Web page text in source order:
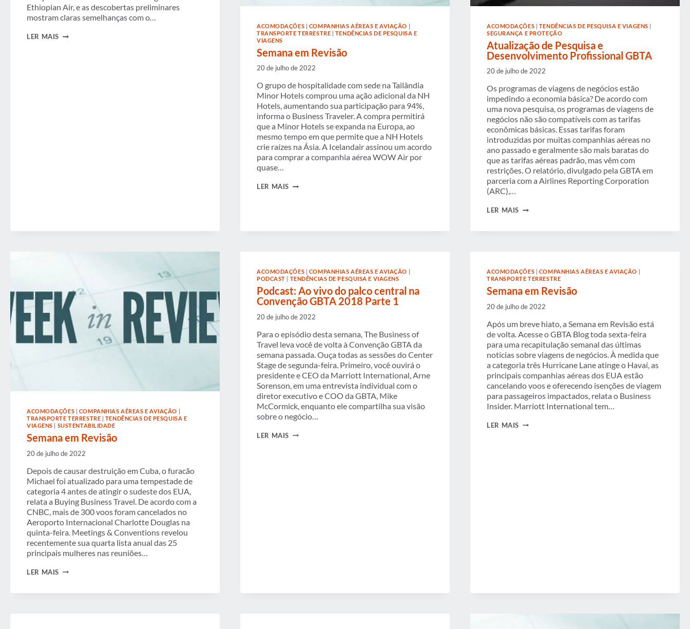
Ethiopian Air, e as descobertas preliminares
mostram claras semelhanças com o…
LER MAIS SEMANA
ACOMODAÇÕES | COMPANHIAS AÉREAS E AVIAÇÃO |
TRANSPORTE TERRESTRE | TENDÊNCIAS DE PESQUISA E
VIAGENS
Semana em Revisão
20 de julho de 2022
O grupo de hospitalidade com sede na Tailândia
Minor Hotels comprou uma ação adicional da NH
Hotels, aumentando sua participação para 94%,
informa o Business Traveler. A compra permitirá
que a Minor Hotels se expanda na Europa, ao
mesmo tempo em que permite que a NH Hotels
crie raízes na Ásia. A Icelandair assinou um acordo
para comprar a companhia aérea WOW Air por
quase…
LER MAIS SEMANA
ACOMODAÇÕES | TENDÊNCIAS DE PESQUISA E VIAGENS |
SEGURANÇA E PROTEÇÃO
Atualização de Pesquisa e
Desenvolvimento Profissional GBTA
20 de julho de 2022
Os programas de viagens de negócios estão
impedindo a economia básica? De acordo com
uma nova pesquisa, os programas de viagens de
negócios não são compatíveis com as tarifas
econômicas básicas. Essas tarifas foram
introduzidas por muitas companhias aéreas no
ano passado e geralmente são mais baratas do
que as tarifas aéreas padrão, mas vêm com
restrições. O relatório, divulgado pela GBTA em
parceria com a Airlines Reporting Corporation
(ARC),…
LER MAIS ATUALIZAÇÃO
E
ACOMODAÇÕES COMPANHIAS AÉREAS E AVIAÇÃO
TRANSPORTE TERRESTRE
TENDÊNCIAS DE PESQUISA E
VIAGENS
SUSTENTABILIDADE
Semana em Revisão
20 de julho de 2022
Depois de causar destruição em Cuba, o furacão
Michael foi atualizado para uma tempestade de
categoria 4 antes de atingir o sudeste dos EUA,
relata a Buying Business Travel. De acordo com a
CNBC, mais de 300 voos foram cancelados no
Aeroporto Internacional Charlotte Douglas na
quinta-feira. Meetings & Conventions revelou
recentemente sua quarta lista anual das 25
principais mulheres nas reuniões…
LER MAIS SEMANA
ACOMODAÇÕES COMPANHIAS AÉREAS E AVIAÇÃO
PODCAST
TENDÊNCIAS DE PESQUISA E VIAGENS
Podcast: Ao vivo do palco central na
Convenção GBTA 2018 Parte 1
20 de julho de 2022
Para o episódio desta semana, The Business of
Travel leva você de volta à Convenção GBTA da
semana passada. Ouça todas as sessões do Center
Stage de segunda-feira. Primeiro, você ouvirá o
presidente e CEO da Marriott International, Arne
Sorenson, em uma entrevista individual com o
diretor executivo e COO da GBTA, Mike
McCormick, enquanto ele compartilha sua visão
sobre o negócio…
LER MAIS PODCAST:
ACOMODAÇÕES COMPANHIAS AÉREAS E AVIAÇÃO
TRANSPORTE TERRESTRE
Semana em Revisão
20 de julho de 2022
Após um breve hiato, a Semana em Revisão está
de volta. Acesse o GBTA Blog toda sexta-feira
para uma recapitulação semanal das últimas
notícias sobre viagens de negócios. À medida que
a categoria três Hurricane Lane atinge o Havaí, as
principais companhias aéreas dos EUA estão
cancelando voos e oferecendo isenções de viagem
para passageiros impactados, relata o Business
Insider. Marriott International tem…
LER MAIS SEMANA